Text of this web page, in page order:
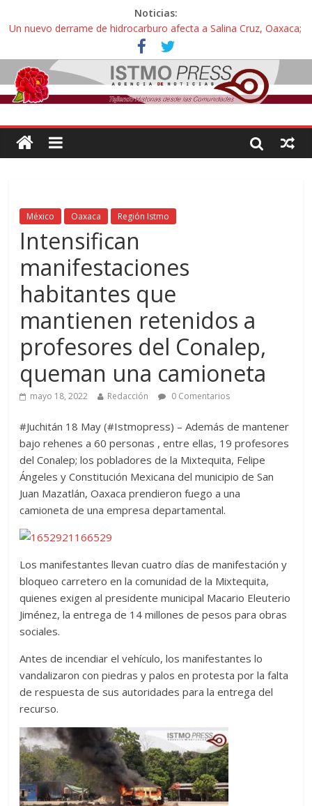
Noticias:
Un nuevo derrame de hidrocarburo afecta a Salina Cruz, Oaxaca;
ahora pescadores de Salinas del Marqués denuncian daños de
Pemex
Ángel, el joven autista expulsado por la Universidad Bienestar de
Ixtepec, Oaxaca vuelve a las aulas tras amparo
Familiares de periodista Alejandro Leyva se reúnen con titular de
intelectuales de su asesinato
Alertan pescadores de Juchitán, Oaxaca de nuevo despojo de su
México Oaxaca Región Istmo
Intensifican
manifestaciones
habitantes que
mantienen retenidos a
profesores del Conalep,
queman una camioneta
mayo 18, 2022 Redacción 0 Comentarios
#Juchitán 18 May (#Istmopress) – Además de mantener
bajo rehenes a 60 personas , entre ellas, 19 profesores
del Conalep; los pobladores de la Mixtequita, Felipe
Ángeles y Constitución Mexicana del municipio de San
Juan Mazatlán, Oaxaca prendieron fuego a una
camioneta de una empresa departamental.
Los manifestantes llevan cuatro días de manifestación y
bloqueo carretero en la comunidad de la Mixtequita,
quienes exigen al presidente municipal Macario Eleuterio
Jiménez, la entrega de 14 millones de pesos para obras
sociales.
Antes de incendiar el vehículo, los manifestantes lo
vandalizaron con piedras y palos en protesta por la falta
de respuesta de sus autoridades para la entrega del
recurso.